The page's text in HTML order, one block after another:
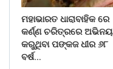
ମହାଭାରତ ଧାରାବାହିକ ରେ
କର୍ଣ୍ଣ ଚରିତ୍ରରେ ଅଭିନୟ
କରୁଥିବା ପଙ୍କଜ ଧୀର ୬୮
ବର୍ଷ…